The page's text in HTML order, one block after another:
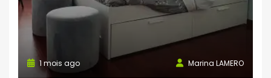
Marina LAMERO
1 mois ago